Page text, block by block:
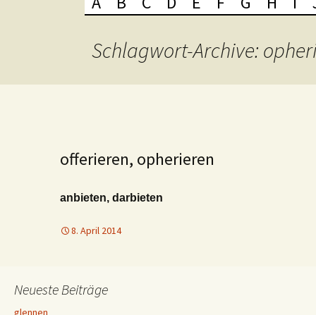
Schlagwort-Archive:
offerieren, opherieren
anbieten, darbieten
8. April 2014
Neueste Beiträge
glennen